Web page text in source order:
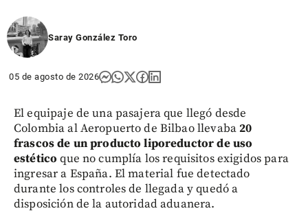
Saray González Toro
05 de agosto de 2026
El equipaje de una pasajera que llegó desde
Colombia al Aeropuerto de Bilbao llevaba20
frascos de un producto liporeductor de uso
estético que no cumplía los requisitos exigidos para
ingresar a España. El material fue detectado
durante los controles de llegada y quedó a
disposición de la autoridad aduanera.